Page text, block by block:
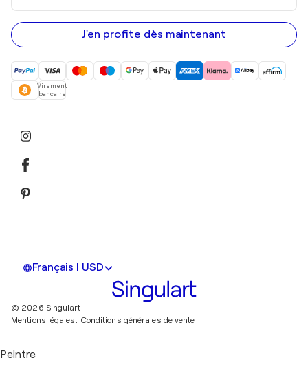
adresse
e-
mail
J'en profite dès maintenant
Virement
bancaire
Français | USD
© 2026 Singulart
Mentions légales. Conditions générales de vente
Peintre